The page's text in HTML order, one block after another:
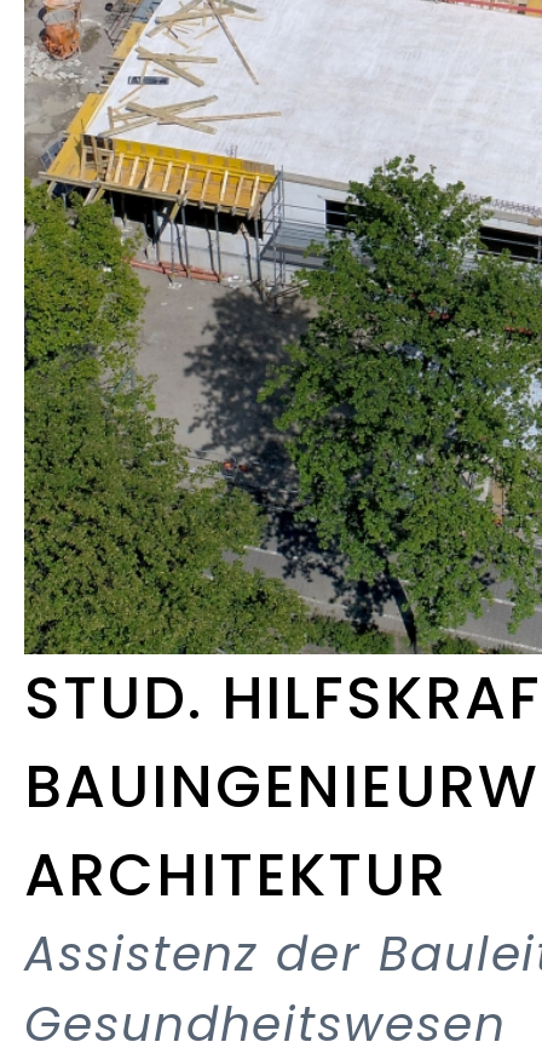
STUD.
ARCHITEKTUR
Assistenz der
Gesundheitswesen